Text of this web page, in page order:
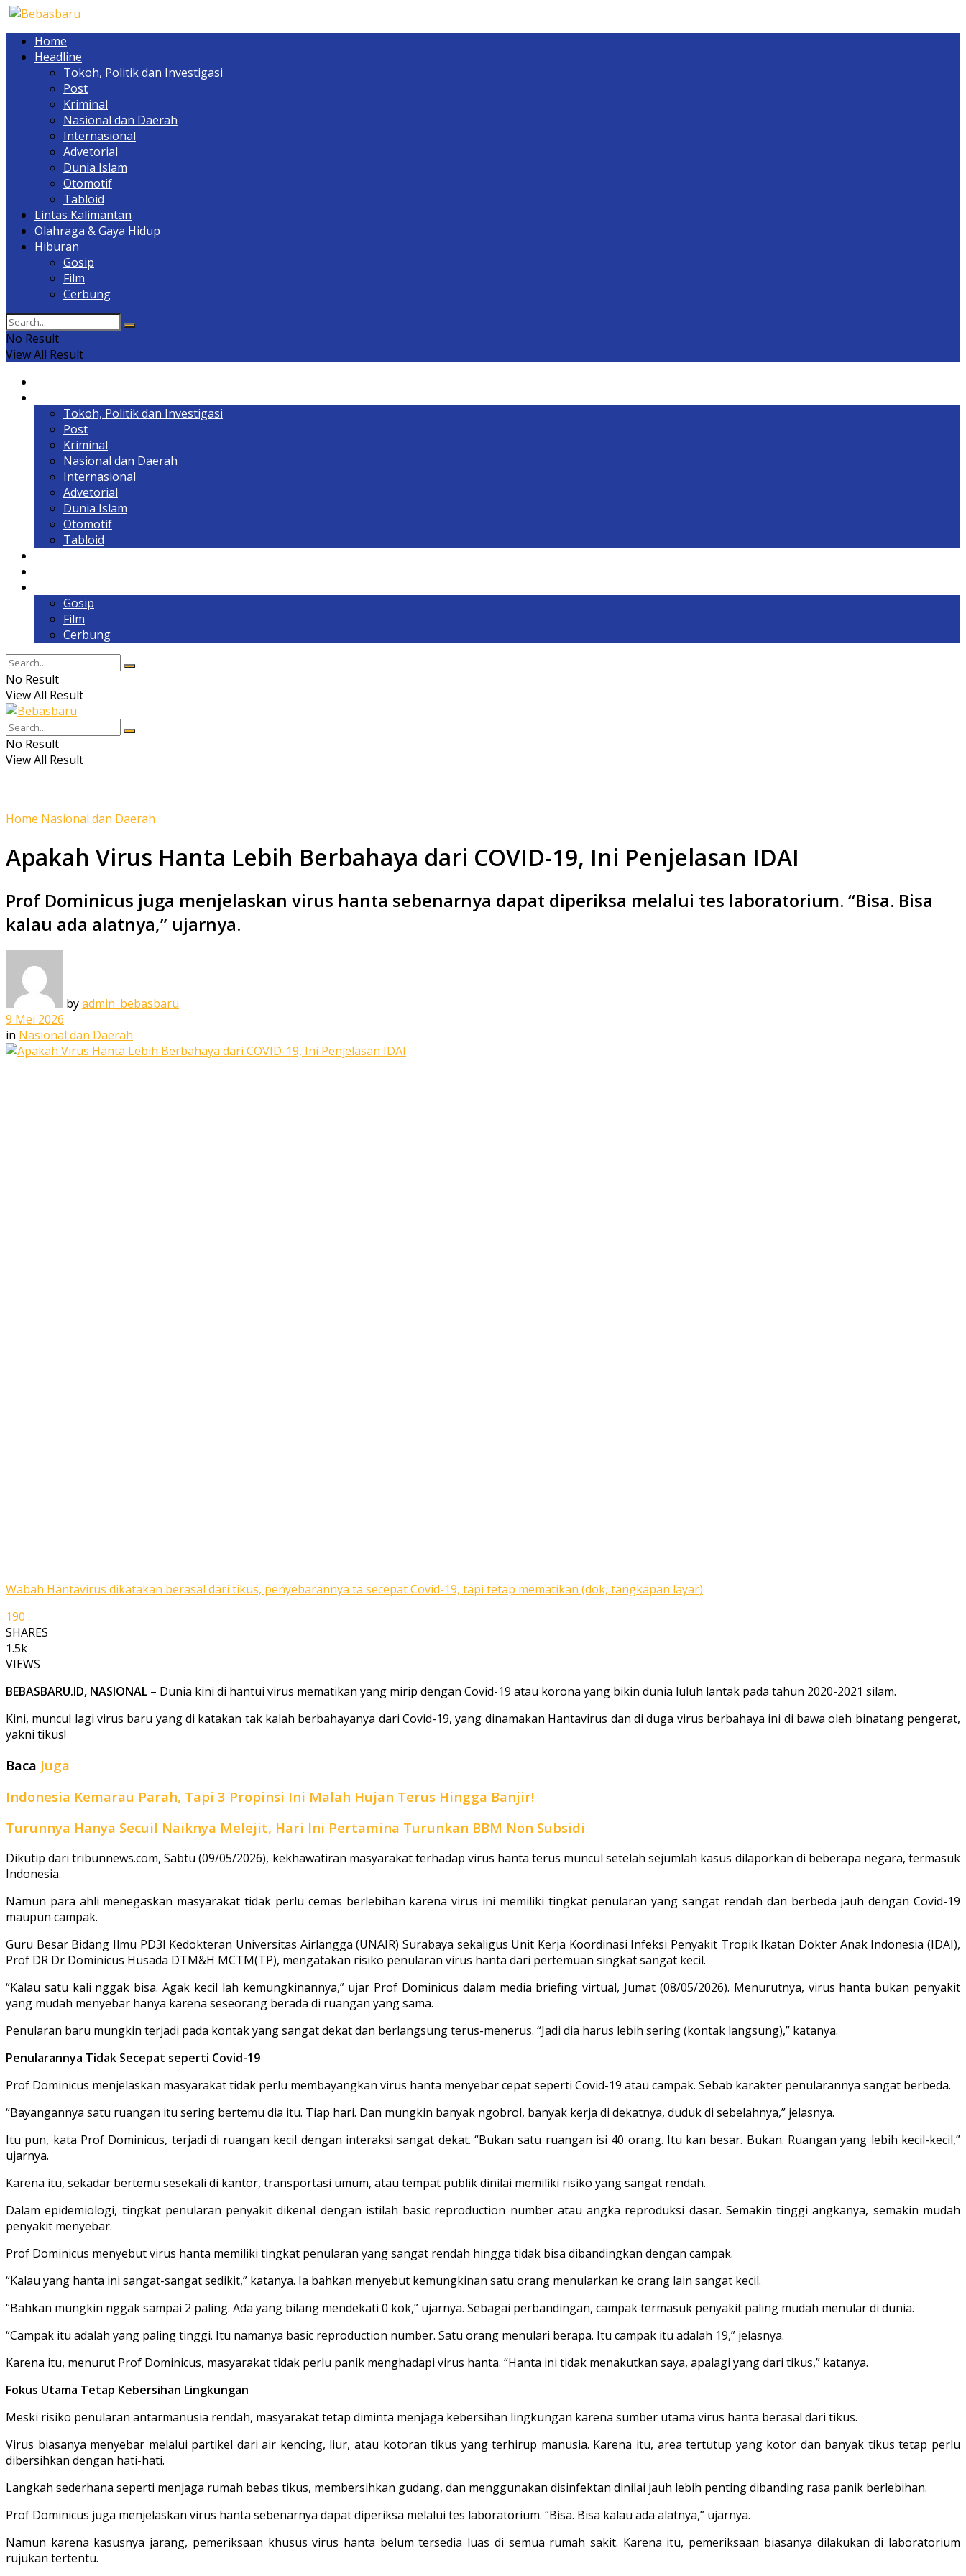
Home
Headline
Tokoh, Politik dan Investigasi
Post
Kriminal
Nasional dan Daerah
Internasional
Advetorial
Dunia Islam
Otomotif
Tabloid
Lintas Kalimantan
Olahraga & Gaya Hidup
Hiburan
Gosip
Film
Cerbung
No Result
View All Result
Tokoh, Politik dan Investigasi
Post
Kriminal
Nasional dan Daerah
Internasional
Advetorial
Dunia Islam
Otomotif
Tabloid
Gosip
Film
Cerbung
No Result
View All Result
No Result
View All Result
Home Nasional dan Daerah
Apakah Virus Hanta Lebih Berbahaya dari COVID-19, Ini Penjelasan IDAI
Prof Dominicus juga menjelaskan virus hanta sebenarnya dapat diperiksa melalui tes laboratorium. “Bisa. Bisa
kalau ada alatnya,” ujarnya.
byadmin_bebasbaru
9 Mei 2026
in Nasional dan Daerah
Wabah Hantavirus dikatakan berasal dari tikus, penyebarannya ta secepat Covid-19, tapi tetap mematikan (dok, tangkapan layar)
190
SHARES
1.5k
VIEWS
BEBASBARU.ID, NASIONAL – Dunia kini di hantui virus mematikan yang mirip dengan Covid-19 atau korona yang bikin dunia luluh lantak pada tahun 2020-2021 silam.
Kini, muncul lagi virus baru yang di katakan tak kalah berbahayanya dari Covid-19, yang dinamakan Hantavirus dan di duga virus berbahaya ini di bawa oleh binatang pengerat,
yakni tikus!
Baca Juga
Indonesia Kemarau Parah, Tapi 3 Propinsi Ini Malah Hujan Terus Hingga Banjir!
Turunnya Hanya Secuil Naiknya Melejit, Hari Ini Pertamina Turunkan BBM Non Subsidi
Dikutip dari tribunnews.com, Sabtu (09/05/2026), kekhawatiran masyarakat terhadap virus hanta terus muncul setelah sejumlah kasus dilaporkan di beberapa negara, termasuk
Indonesia.
Namun para ahli menegaskan masyarakat tidak perlu cemas berlebihan karena virus ini memiliki tingkat penularan yang sangat rendah dan berbeda jauh dengan Covid-19
maupun campak.
Guru Besar Bidang Ilmu PD3I Kedokteran Universitas Airlangga (UNAIR) Surabaya sekaligus Unit Kerja Koordinasi Infeksi Penyakit Tropik Ikatan Dokter Anak Indonesia (IDAI),
Prof DR Dr Dominicus Husada DTM&H MCTM(TP), mengatakan risiko penularan virus hanta dari pertemuan singkat sangat kecil.
“Kalau satu kali nggak bisa. Agak kecil lah kemungkinannya,” ujar Prof Dominicus dalam media briefing virtual, Jumat (08/05/2026). Menurutnya, virus hanta bukan penyakit
yang mudah menyebar hanya karena seseorang berada di ruangan yang sama.
Penularan baru mungkin terjadi pada kontak yang sangat dekat dan berlangsung terus-menerus. “Jadi dia harus lebih sering (kontak langsung),” katanya.
Penularannya Tidak Secepat seperti Covid-19
Prof Dominicus menjelaskan masyarakat tidak perlu membayangkan virus hanta menyebar cepat seperti Covid-19 atau campak. Sebab karakter penularannya sangat berbeda.
“Bayangannya satu ruangan itu sering bertemu dia itu. Tiap hari. Dan mungkin banyak ngobrol, banyak kerja di dekatnya, duduk di sebelahnya,” jelasnya.
Itu pun, kata Prof Dominicus, terjadi di ruangan kecil dengan interaksi sangat dekat. “Bukan satu ruangan isi 40 orang. Itu kan besar. Bukan. Ruangan yang lebih kecil-kecil,”
ujarnya.
Karena itu, sekadar bertemu sesekali di kantor, transportasi umum, atau tempat publik dinilai memiliki risiko yang sangat rendah.
Dalam epidemiologi, tingkat penularan penyakit dikenal dengan istilah basic reproduction number atau angka reproduksi dasar. Semakin tinggi angkanya, semakin mudah
penyakit menyebar.
Prof Dominicus menyebut virus hanta memiliki tingkat penularan yang sangat rendah hingga tidak bisa dibandingkan dengan campak.
“Kalau yang hanta ini sangat-sangat sedikit,” katanya. Ia bahkan menyebut kemungkinan satu orang menularkan ke orang lain sangat kecil.
“Bahkan mungkin nggak sampai 2 paling. Ada yang bilang mendekati 0 kok,” ujarnya. Sebagai perbandingan, campak termasuk penyakit paling mudah menular di dunia.
“Campak itu adalah yang paling tinggi. Itu namanya basic reproduction number. Satu orang menulari berapa. Itu campak itu adalah 19,” jelasnya.
Karena itu, menurut Prof Dominicus, masyarakat tidak perlu panik menghadapi virus hanta. “Hanta ini tidak menakutkan saya, apalagi yang dari tikus,” katanya.
Fokus Utama Tetap Kebersihan Lingkungan
Meski risiko penularan antarmanusia rendah, masyarakat tetap diminta menjaga kebersihan lingkungan karena sumber utama virus hanta berasal dari tikus.
Virus biasanya menyebar melalui partikel dari air kencing, liur, atau kotoran tikus yang terhirup manusia. Karena itu, area tertutup yang kotor dan banyak tikus tetap perlu
dibersihkan dengan hati-hati.
Langkah sederhana seperti menjaga rumah bebas tikus, membersihkan gudang, dan menggunakan disinfektan dinilai jauh lebih penting dibanding rasa panik berlebihan.
Prof Dominicus juga menjelaskan virus hanta sebenarnya dapat diperiksa melalui tes laboratorium. “Bisa. Bisa kalau ada alatnya,” ujarnya.
Namun karena kasusnya jarang, pemeriksaan khusus virus hanta belum tersedia luas di semua rumah sakit. Karena itu, pemeriksaan biasanya dilakukan di laboratorium
rujukan tertentu.